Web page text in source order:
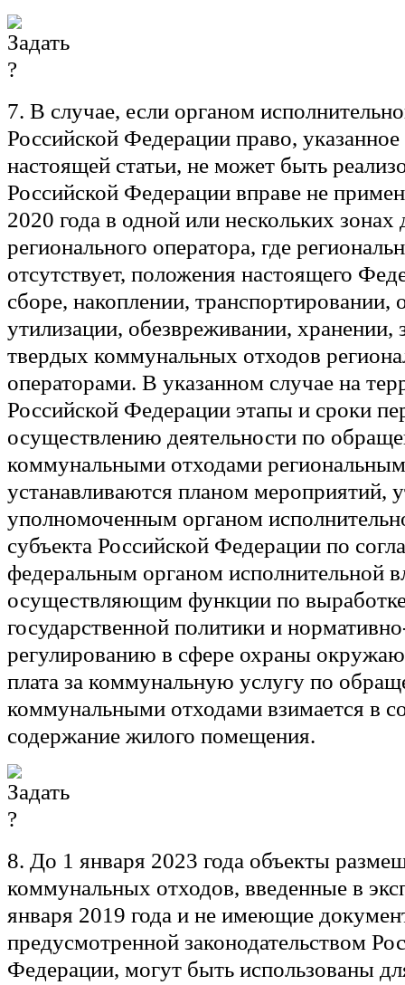
7. В случае, если органом
Российской Федерации право,
настоящей статьи, не может быть
Российской Федерации вправе не
2020 года в одной или нескольких зонах
регионального оператора, где
отсутствует, положения настоящего
сборе, накоплении, транспортировании,
утилизации, обезвреживании, хранении,
твердых коммунальных отходов
операторами. В указанном случае на
Российской Федерации этапы и сроки
осуществлению деятельности по
коммунальными отходами
устанавливаются планом мероприятий,
уполномоченным органом
субъекта Российской Федерации по
федеральным органом исполнительной
осуществляющим функции по
государственной политики и
регулированию в сфере охраны
плата за коммунальную услугу по
коммунальными отходами взимается в
содержание жилого помещения.
8. До 1 января 2023 года объекты
коммунальных отходов, введенные в
января 2019 года и не имеющие
предусмотренной законодательством
Федерации, могут быть использованы